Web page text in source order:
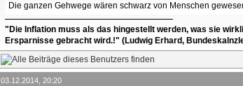
Die ganzen Gehwege wären schwarz von Menschen
"Die Inflation muss als das hingestellt werden, was sie
Ersparnisse gebracht wird.!" (Ludwig Erhard,
03.12.2014, 20:20